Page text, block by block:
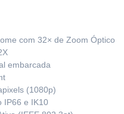
com 32× de Zoom Óptico
embarcada
(1080p)
IP66 e IK10